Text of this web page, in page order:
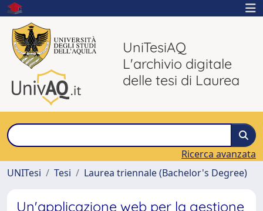
UniTesiAQ
L'archivio digitale
delle tesi di Laurea
Ricerca avanzata
UNITesi
Tesi Laurea triennale (Bachelor's Degree)
Un'applicazione web per la gestione